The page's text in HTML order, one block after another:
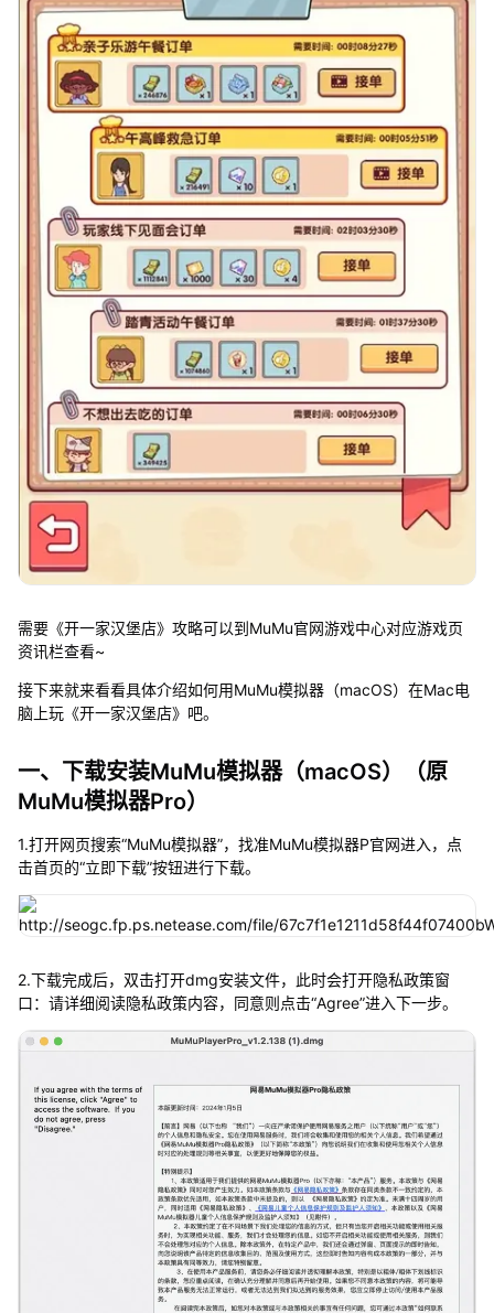
需要《开一家汉堡店》攻略可以到MuMu官网游戏中心对应游戏页
资讯栏查看~
接下来就来看看具体介绍如何用MuMu模拟器（macOS）在Mac电
脑上玩《开一家汉堡店》吧。
一、下载安装MuMu模拟器（macOS）（原
MuMu模拟器Pro）
1.打开网页搜索“MuMu模拟器”，找准MuMu模拟器P官网进入，点
击首页的“立即下载”按钮进行下载。
2.下载完成后，双击打开dmg安装文件，此时会打开隐私政策窗
口：请详细阅读隐私政策内容，同意则点击“Agree”进入下一步。